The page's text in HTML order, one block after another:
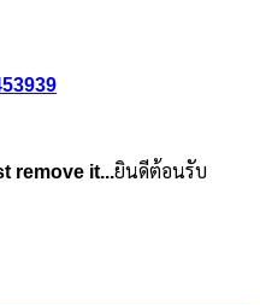
remove it...ยินดีต้อนรับ